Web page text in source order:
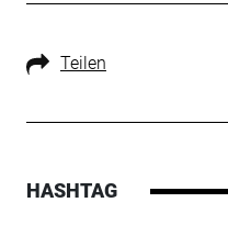
Teilen
HASHTAG